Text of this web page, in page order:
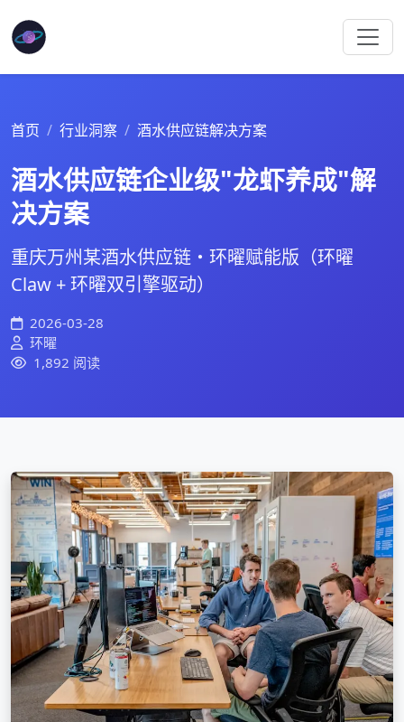
首页 行业洞察 酒水供应链解决方案
酒水供应链企业级"龙虾养成"解
决方案
重庆万州某酒水供应链・环曜赋能版（环曜
Claw + 环曜双引擎驱动）
2026-03-28
环曜
1,892 阅读